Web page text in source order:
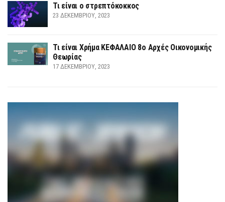
Τι είναι ο στρεπτόκοκκος
23 ΔΕΚΕΜΒΡΊΟΥ, 2023
Τι είναι Χρήμα ΚΕΦΑΛΑΙΟ 8ο Αρχές Οικονομικής
Θεωρίας
17 ΔΕΚΕΜΒΡΊΟΥ, 2023